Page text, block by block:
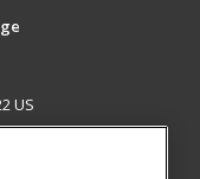
US